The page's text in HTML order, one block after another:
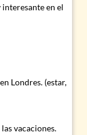
en el
Londres. (estar,
vacaciones.